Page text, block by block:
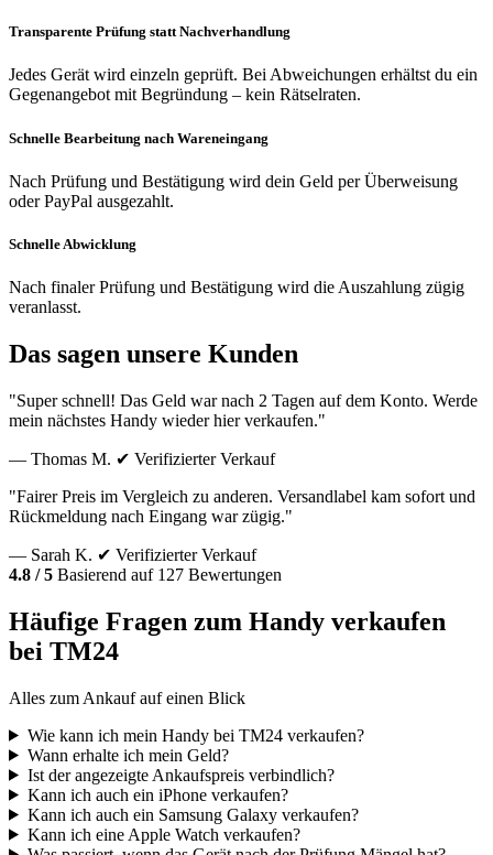
Transparente Prüfung statt Nachverhandlung
Jedes Gerät wird einzeln geprüft. Bei Abweichungen erhältst du ein
Gegenangebot mit Begründung – kein Rätselraten.
Schnelle Bearbeitung nach Wareneingang
Nach Prüfung und Bestätigung wird dein Geld per Überweisung
oder PayPal ausgezahlt.
Schnelle Abwicklung
Nach finaler Prüfung und Bestätigung wird die Auszahlung zügig
veranlasst.
Das sagen unsere Kunden
"Super schnell! Das Geld war nach 2 Tagen auf dem Konto. Werde
mein nächstes Handy wieder hier verkaufen."
— Thomas M. ✔ Verifizierter Verkauf
"Fairer Preis im Vergleich zu anderen. Versandlabel kam sofort und
Rückmeldung nach Eingang war zügig."
— Sarah K. ✔ Verifizierter Verkauf
4.8 / 5 Basierend auf 127 Bewertungen
Häufige Fragen zum Handy verkaufen
bei TM24
Alles zum Ankauf auf einen Blick
Wie kann ich mein Handy bei TM24 verkaufen?
Wann erhalte ich mein Geld?
Ist der angezeigte Ankaufspreis verbindlich?
Kann ich auch ein iPhone verkaufen?
Kann ich auch ein Samsung Galaxy verkaufen?
Kann ich eine Apple Watch verkaufen?